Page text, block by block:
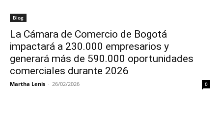
Blog
La Cámara de Comercio de Bogotá
impactará a 230.000 empresarios y
generará más de 590.000 oportunidades
comerciales durante 2026
Martha Lenis - 26/02/2026 0